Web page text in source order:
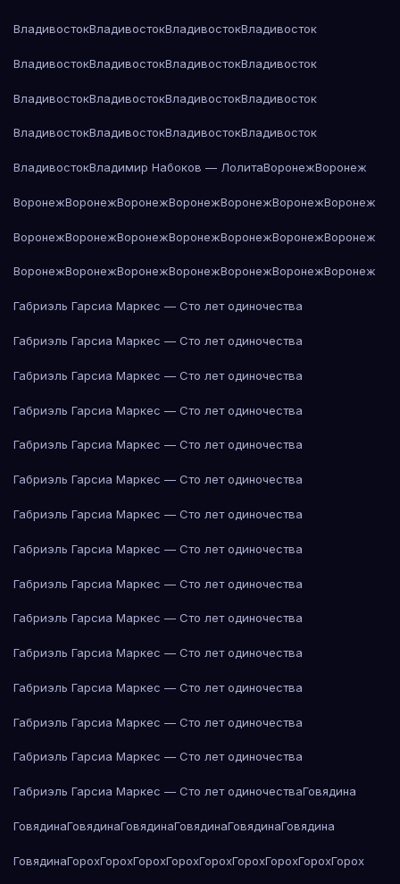
ВладивостокВладивостокВладивостокВладивосток
ВладивостокВладивостокВладивостокВладивосток
ВладивостокВладивостокВладивостокВладивосток
ВладивостокВладивостокВладивостокВладивосток
ВладивостокВладимир Набоков — ЛолитаВоронежВоронеж
ВоронежВоронежВоронежВоронежВоронежВоронежВоронеж
ВоронежВоронежВоронежВоронежВоронежВоронежВоронеж
ВоронежВоронежВоронежВоронежВоронежВоронежВоронеж
Габриэль Гарсиа Маркес — Сто лет одиночества
Габриэль Гарсиа Маркес — Сто лет одиночества
Габриэль Гарсиа Маркес — Сто лет одиночества
Габриэль Гарсиа Маркес — Сто лет одиночества
Габриэль Гарсиа Маркес — Сто лет одиночества
Габриэль Гарсиа Маркес — Сто лет одиночества
Габриэль Гарсиа Маркес — Сто лет одиночества
Габриэль Гарсиа Маркес — Сто лет одиночества
Габриэль Гарсиа Маркес — Сто лет одиночества
Габриэль Гарсиа Маркес — Сто лет одиночества
Габриэль Гарсиа Маркес — Сто лет одиночества
Габриэль Гарсиа Маркес — Сто лет одиночества
Габриэль Гарсиа Маркес — Сто лет одиночества
Габриэль Гарсиа Маркес — Сто лет одиночества
Габриэль Гарсиа Маркес — Сто лет одиночестваГовядина
ГовядинаГовядинаГовядинаГовядинаГовядинаГовядина
ГовядинаГорохГорохГорохГорохГорохГорохГорохГорохГорох